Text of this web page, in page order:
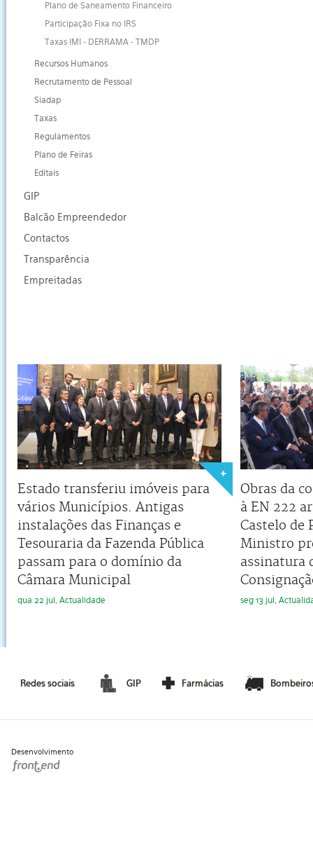
Plano de Saneamento Financeiro
Participação Fixa no IRS
Taxas IMI - DERRAMA - TMDP
Recursos Humanos
Recrutamento de Pessoal
Siadap
Taxas
Regulamentos
Plano de Feiras
Editais
GIP
Balcão Empreendedor
Contactos
Transparência
Empreitadas
Estado transferiu imóveis para
vários Municípios. Antigas
instalações das Finanças e
Tesouraria da Fazenda Pública
passam para o domínio da
Câmara Municipal
qua 22 jul, Actualidade
Obras da
à EN 222
Castelo de
Ministro
assinatura
seg 13 jul,
Redes sociais GIP Farmácias
Desenvolvimento